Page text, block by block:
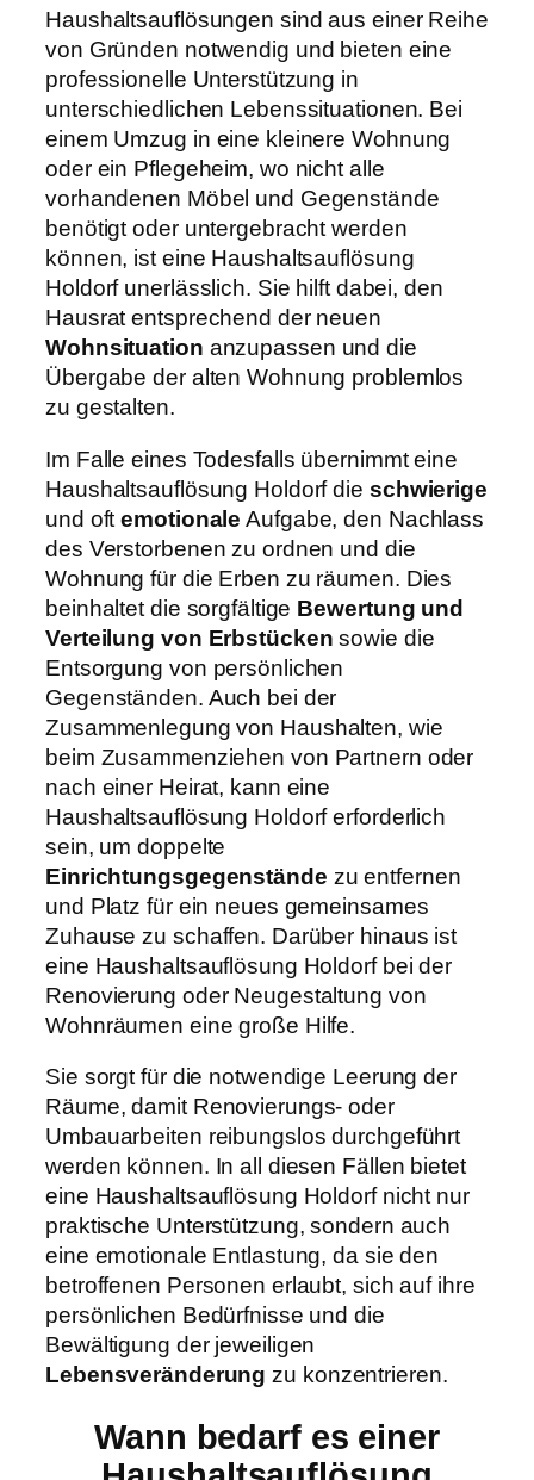
Haushaltsauflösungen sind aus einer Reihe
von Gründen notwendig und bieten eine
professionelle Unterstützung in
unterschiedlichen Lebenssituationen. Bei
einem Umzug in eine kleinere Wohnung
oder ein Pflegeheim, wo nicht alle
vorhandenen Möbel und Gegenstände
benötigt oder untergebracht werden
können, ist eine Haushaltsauflösung
Holdorf unerlässlich. Sie hilft dabei, den
Hausrat entsprechend der neuen
Wohnsituation anzupassen und die
Übergabe der alten Wohnung problemlos
zu gestalten.
Im Falle eines Todesfalls übernimmt eine
Haushaltsauflösung Holdorf die schwierige
und oftemotionale Aufgabe, den Nachlass
des Verstorbenen zu ordnen und die
Wohnung für die Erben zu räumen. Dies
beinhaltet die sorgfältige Bewertung und
Verteilung von Erbstücken sowie die
Entsorgung von persönlichen
Gegenständen. Auch bei der
Zusammenlegung von Haushalten, wie
beim Zusammenziehen von Partnern oder
nach einer Heirat, kann eine
Haushaltsauflösung Holdorf erforderlich
sein, um doppelte
Einrichtungsgegenstände zu entfernen
und Platz für ein neues gemeinsames
Zuhause zu schaffen. Darüber hinaus ist
eine Haushaltsauflösung Holdorf bei der
Renovierung oder Neugestaltung von
Wohnräumen eine große Hilfe.
Sie sorgt für die notwendige Leerung der
Räume, damit Renovierungs- oder
Umbauarbeiten reibungslos durchgeführt
werden können. In all diesen Fällen bietet
eine Haushaltsauflösung Holdorf nicht nur
praktische Unterstützung, sondern auch
eine emotionale Entlastung, da sie den
betroffenen Personen erlaubt, sich auf ihre
persönlichen Bedürfnisse und die
Bewältigung der jeweiligen
Lebensveränderung zu konzentrieren.
Wann bedarf es einer